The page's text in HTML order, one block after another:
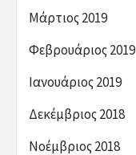
Μάρτιος 2019
Φεβρουάριος 2019
Ιανουάριος 2019
Δεκέμβριος 2018
Νοέμβριος 2018